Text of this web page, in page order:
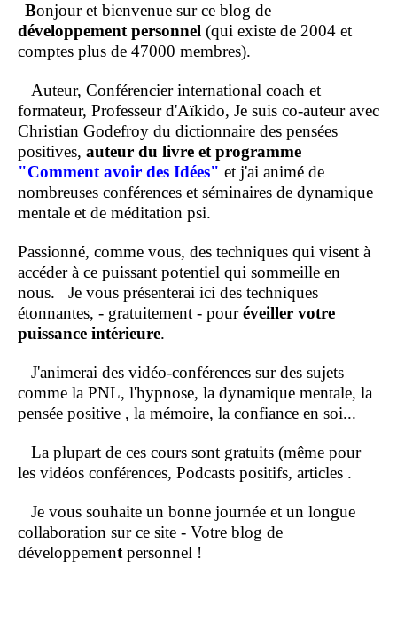
Bonjour et bienvenue sur ce blog de
développement personnel (qui existe de 2004 et
comptes plus de 47000 membres).
Auteur, Conférencier international coach et
formateur, Professeur d'Aïkido, Je suis co-auteur avec
Christian Godefroy du dictionnaire des pensées
positives, auteur du livre et programme
"Comment avoir des Idées" et j'ai animé de
nombreuses conférences et séminaires de dynamique
mentale et de méditation psi.
Passionné, comme vous, des techniques qui visent à
accéder à ce puissant potentiel qui sommeille en
nous. Je vous présenterai ici des techniques
étonnantes, - gratuitement - pouréveiller votre
puissance intérieure.
J'animerai des vidéo-conférences sur des sujets
comme la PNL, l'hypnose, la dynamique mentale, la
pensée positive , la mémoire, la confiance en soi...
La plupart de ces cours sont gratuits (même pour
les vidéos conférences, Podcasts positifs, articles .
Je vous souhaite un bonne journée et un longue
collaboration sur ce site - Votre blog de
développementpersonnel !